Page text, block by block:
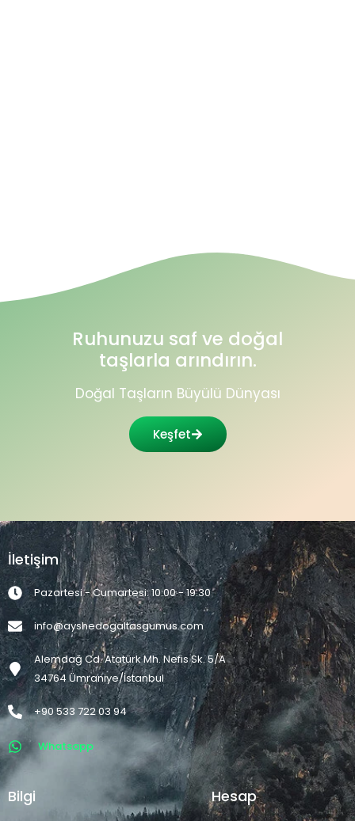
1
Ruhunuzu saf ve doğal
taşlarla arındırın.
Doğal Taşların Büyülü Dünyası
Keşfet
İletişim
Pazartesi - Cumartesi: 10:00 - 19:30
info@ayshedogaltasgumus.com
Alemdağ Cd. Atatürk Mh. Nefis Sk. 5/A
34764 Ümraniye/İstanbul
+90 533 722 03 94
Whatsapp
Bilgi Hesap